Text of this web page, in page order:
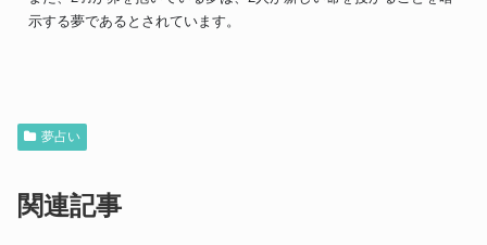
示する夢であるとされています。
夢占い
関連記事